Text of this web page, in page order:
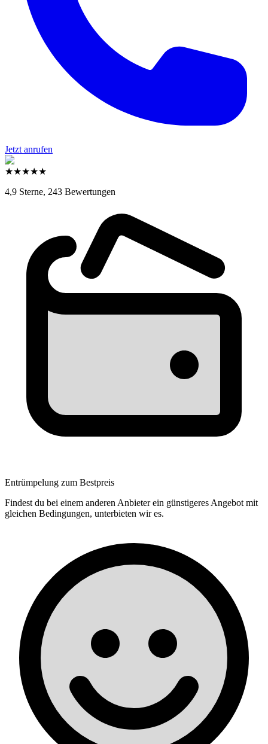
Jetzt anrufen
★★★★★
4,9 Sterne, 243 Bewertungen
Entrümpelung zum Bestpreis
Findest du bei einem anderen Anbieter ein günstigeres Angebot mit
gleichen Bedingungen, unterbieten wir es.